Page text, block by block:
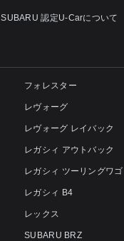
SUBARU 認定U-Carについて
フォレスター
レヴォーグ
レヴォーグ レイバック
レガシィ アウトバック
レガシィ ツーリングワ
レガシィ B4
レックス
SUBARU BRZ